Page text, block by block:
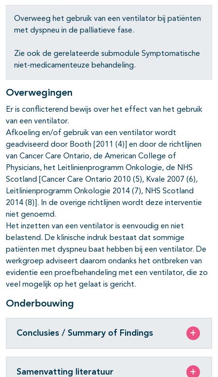
Overweeg het gebruik van een ventilator bij patiënten
met dyspneu in de palliatieve fase.
Zie ook de gerelateerde submodule Symptomatische
niet-medicamenteuze behandeling.
Overwegingen
Er is conflicterend bewijs over het effect van het gebruik
van een ventilator.
Afkoeling en/of gebruik van een ventilator wordt
geadviseerd door Booth [2011 (4)] en door de richtlijnen
van Cancer Care Ontario, de American College of
Physicians, het Leitlinienprogramm Onkologie, de NHS
Scotland [Cancer Care Ontario 2010 (5), Kvale 2007 (6),
Leitlinienprogramm Onkologie 2014 (7), NHS Scotland
2014 (8)]. In de overige richtlijnen wordt deze interventie
niet genoemd.
Het inzetten van een ventilator is eenvoudig en niet
belastend. De klinische indruk bestaat dat sommige
patiënten met dyspneu baat hebben bij een ventilator. De
werkgroep adviseert daarom ondanks het ontbreken van
evidentie een proefbehandeling met een ventilator, die zo
veel mogelijk op het gelaat is gericht.
Onderbouwing
Conclusies / Summary of Findings
Samenvatting literatuur